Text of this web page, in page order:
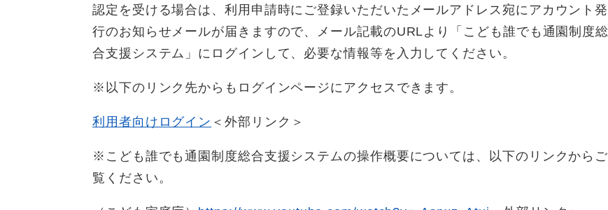
認定を受ける場合は、利用申請時にご登録いただいたメールアドレス宛にアカウント発
行のお知らせメールが届きますので、メール記載のURLより「こども誰でも通園制度総
合支援システム」にログインして、必要な情報等を入力してください。
※以下のリンク先からもログインページにアクセスできます。
利用者向けログイン ＜外部リンク＞
※こども誰でも通園制度総合支援システムの操作概要については、以下のリンクからご
覧ください。